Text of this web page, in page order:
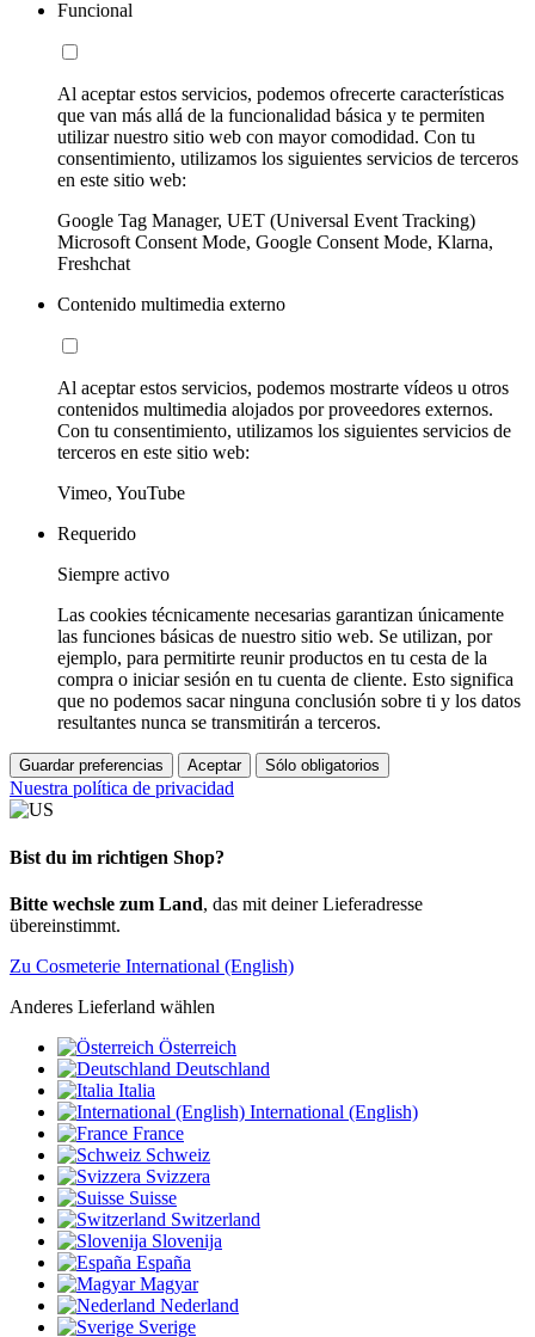
Funcional
Al aceptar estos servicios, podemos ofrecerte características
que van más allá de la funcionalidad básica y te permiten
utilizar nuestro sitio web con mayor comodidad. Con tu
consentimiento, utilizamos los siguientes servicios de terceros
en este sitio web:
Google Tag Manager, UET (Universal Event Tracking)
Microsoft Consent Mode, Google Consent Mode, Klarna,
Freshchat
Contenido multimedia externo
Al aceptar estos servicios, podemos mostrarte vídeos u otros
contenidos multimedia alojados por proveedores externos.
Con tu consentimiento, utilizamos los siguientes servicios de
terceros en este sitio web:
Vimeo, YouTube
Requerido
Siempre activo
Las cookies técnicamente necesarias garantizan únicamente
las funciones básicas de nuestro sitio web. Se utilizan, por
ejemplo, para permitirte reunir productos en tu cesta de la
compra o iniciar sesión en tu cuenta de cliente. Esto significa
que no podemos sacar ninguna conclusión sobre ti y los datos
resultantes nunca se transmitirán a terceros.
Guardar preferencias Aceptar Sólo obligatorios
Nuestra política de privacidad
Bist du im richtigen Shop?
Bitte wechsle zum Land, das mit deiner Lieferadresse
übereinstimmt.
Zu Cosmeterie International (English)
Anderes Lieferland wählen
Österreich
Deutschland
Italia
International (English)
France
Schweiz
Svizzera
Suisse
Switzerland
Slovenija
España
Magyar
Nederland
Sverige